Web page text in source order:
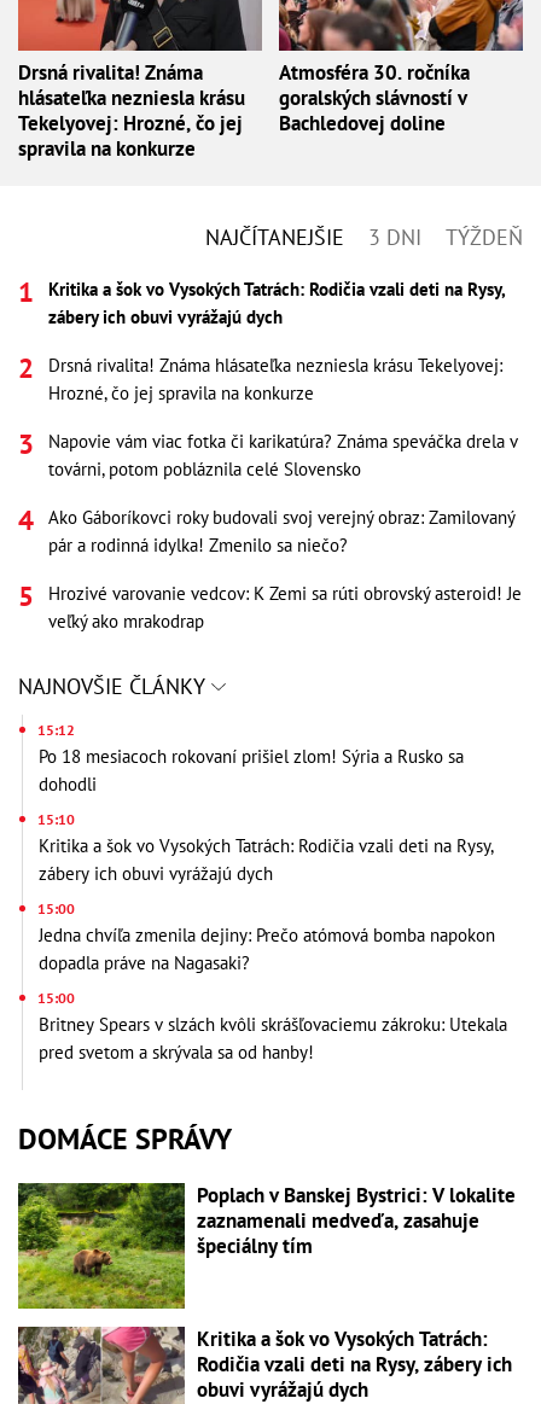
Drsná rivalita! Známa
hlásateľka nezniesla krásu
Tekelyovej: Hrozné, čo jej
spravila na konkurze
Atmosféra 30. ročníka
goralských slávností v
Bachledovej doline
NAJČÍTANEJŠIE 3 DNI TÝŽDEŇ
Kritika a šok vo Vysokých Tatrách: Rodičia vzali deti na Rysy,
zábery ich obuvi vyrážajú dych
Drsná rivalita! Známa hlásateľka nezniesla krásu Tekelyovej:
Hrozné, čo jej spravila na konkurze
Napovie vám viac fotka či karikatúra? Známa speváčka drela v
továrni, potom pobláznila celé Slovensko
Ako Gáboríkovci roky budovali svoj verejný obraz: Zamilovaný
pár a rodinná idylka! Zmenilo sa niečo?
Hrozivé varovanie vedcov: K Zemi sa rúti obrovský asteroid! Je
veľký ako mrakodrap
NAJNOVŠIE ČLÁNKY
15:12
Po 18 mesiacoch rokovaní prišiel zlom! Sýria a Rusko sa
dohodli
15:10
Kritika a šok vo Vysokých Tatrách: Rodičia vzali deti na Rysy,
zábery ich obuvi vyrážajú dych
15:00
Jedna chvíľa zmenila dejiny: Prečo atómová bomba napokon
dopadla práve na Nagasaki?
15:00
Britney Spears v slzách kvôli skrášľovaciemu zákroku: Utekala
pred svetom a skrývala sa od hanby!
DOMÁCE SPRÁVY
Poplach v Banskej Bystrici: V lokalite
zaznamenali medveďa, zasahuje
špeciálny tím
Kritika a šok vo Vysokých Tatrách:
Rodičia vzali deti na Rysy, zábery ich
obuvi vyrážajú dych